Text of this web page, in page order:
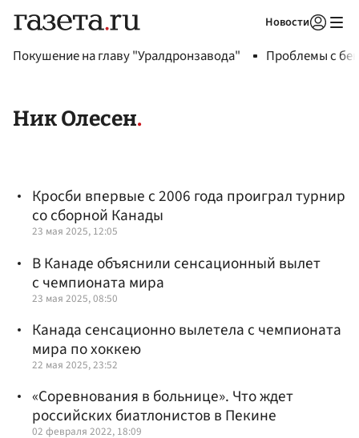
Новости
Покушение на главу "Уралдронзавода" Проблемы с
Ник Олесен
Кросби впервые с 2006 года проиграл турнир
со сборной Канады
23 мая 2025, 12:05
В Канаде объяснили сенсационный вылет
с чемпионата мира
23 мая 2025, 08:50
Канада сенсационно вылетела с чемпионата
мира по хоккею
22 мая 2025, 23:52
«Соревнования в больнице». Что ждет
российских биатлонистов в Пекине
02 февраля 2022, 18:09